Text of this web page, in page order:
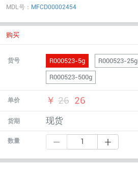
MDL号： MFCD00002454
购买
货号 R000523-5g R000523-25g
R000523-500g
单价 ￥ 26 26
货期 现货
数量